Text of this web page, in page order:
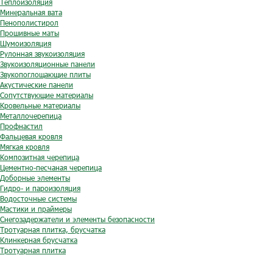
Теплоизоляция
Минеральная вата
Пенополистирол
Прошивные маты
Шумоизоляция
Рулонная звукоизоляция
Звукоизоляционные панели
Звукопоглощающие плиты
Акустические панели
Сопутствующие материалы
Кровельные материалы
Металлочерепица
Профнастил
Фальцевая кровля
Мягкая кровля
Композитная черепица
Цементно-песчаная черепица
Доборные элементы
Гидро- и пароизоляция
Водосточные системы
Мастики и праймеры
Снегозадержатели и элементы безопасности
Тротуарная плитка, брусчатка
Клинкерная брусчатка
Тротуарная плитка